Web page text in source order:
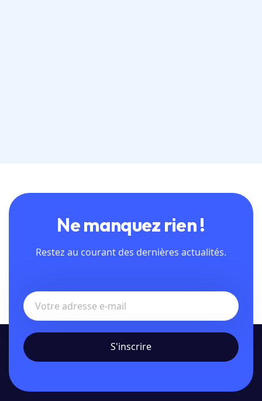
Ne manquez rien !
Restez au courant des dernières actualités.